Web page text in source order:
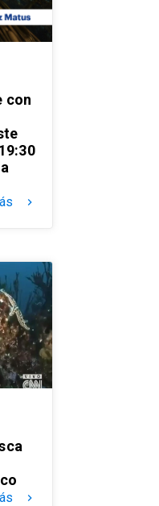
con
keyboard_arrow_right
keyboard_arrow_right